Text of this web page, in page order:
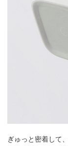
ぎゅっと密着して